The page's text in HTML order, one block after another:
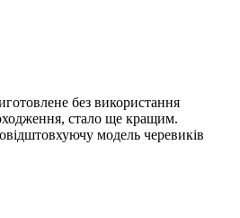
без використання
стало ще кращим.
модель черевиків